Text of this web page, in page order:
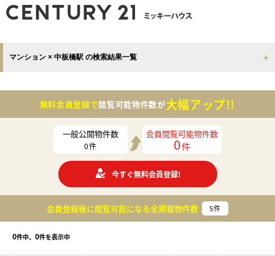
マンション × 中板橋駅 の検索結果一覧
無料会員登録で閲覧可能物件数が大幅アップ!!
一般公開物件数
0件
会員閲覧可能物件数
0件
今すぐ無料会員登録!
会員登録後に閲覧可能になる全掲載物件数 5件
0件中、 0件を表示中